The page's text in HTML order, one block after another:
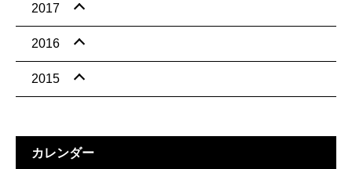
2017
2016
2015
カレンダー